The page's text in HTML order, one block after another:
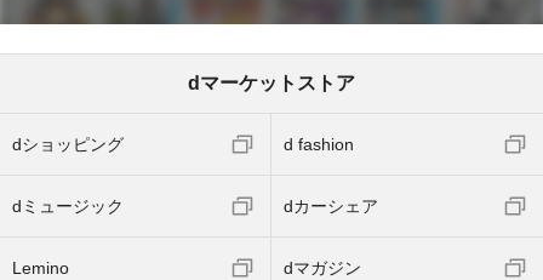
dマーケットストア
dショッピング d fashion
dミュージック dカーシェア
Lemino dマガジン